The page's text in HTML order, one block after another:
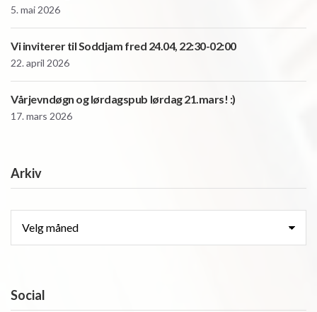
5. mai 2026
Vi inviterer til Soddjam fred 24.04, 22:30-02:00
22. april 2026
Vårjevndøgn og lørdagspub lørdag 21.mars! :)
17. mars 2026
Arkiv
Social